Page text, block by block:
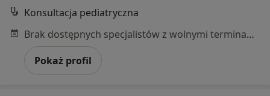
Konsultacja pediatryczna
Brak dostępnych specjalistów z wolnymi terminami w tym centrum medycznym.
Pokaż profil